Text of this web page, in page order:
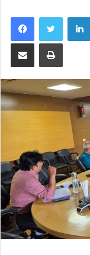
FacebookTwitter
Share via Email Print